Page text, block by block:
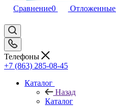
Сравнение0 Отложенные
Телефоны
+7 (863) 285-08-45
Каталог
Назад
Каталог